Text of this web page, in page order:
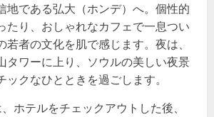
地である弘大（ホンデ）へ。個性的
たり、おしゃれなカフェで一息つい
若者の文化を肌で感じます。夜は、
タワーに上り、ソウルの美しい夜景
ックなひとときを過ごします。
、ホテルをチェックアウトした後、